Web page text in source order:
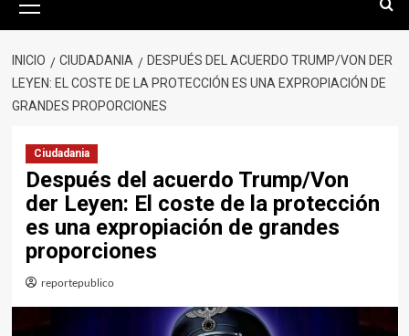
primario
INICIO CIUDADANIA
DESPUÉS DEL ACUERDO TRUMP/VON DER
LEYEN: EL COSTE DE LA PROTECCIÓN ES UNA EXPROPIACIÓN DE
GRANDES PROPORCIONES
Ciudadania
Después del acuerdo Trump/Von
der Leyen: El coste de la protección
es una expropiación de grandes
proporciones
reportepublico